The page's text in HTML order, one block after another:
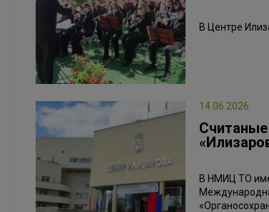
В Центре
14.06.2026
В НМИЦ ТО